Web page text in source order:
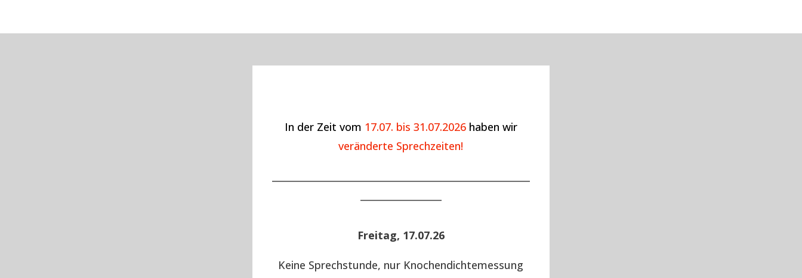
In der Zeit vom 17.07. bis 31.07.2026 haben wir
veränderte Sprechzeiten!
Freitag, 17.07.26
Keine Sprechstunde, nur Knochendichtemessung